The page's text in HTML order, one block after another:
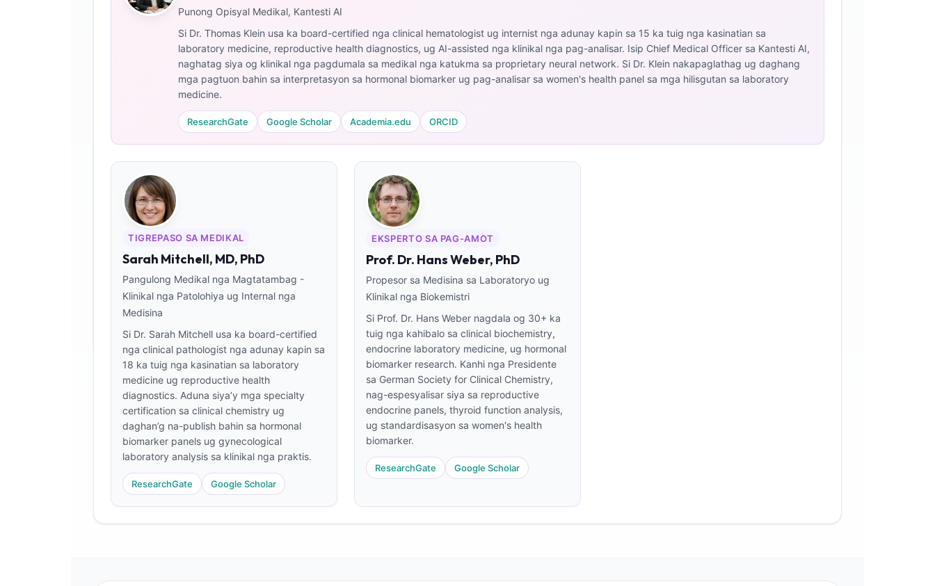
Punong Opisyal Medikal, Kantesti AI
Si Dr. Thomas Klein usa ka board-certified nga clinical hematologist ug internist nga adunay kapin sa 15 ka tuig nga kasinatian sa
laboratory medicine, reproductive health diagnostics, ug AI-assisted nga klinikal nga pag-analisar. Isip Chief Medical Officer sa Kantesti AI,
naghatag siya og klinikal nga pagdumala sa medikal nga katukma sa proprietary neural network. Si Dr. Klein nakapaglathag ug daghang
mga pagtuon bahin sa interpretasyon sa hormonal biomarker ug pag-analisar sa women's health panel sa mga hilisgutan sa laboratory
medicine.
ResearchGate Google Scholar Academia.edu ORCID
TIGREPASO SA MEDIKAL
Sarah Mitchell, MD, PhD
Pangulong Medikal nga Magtatambag -
Klinikal nga Patolohiya ug Internal nga
Medisina
Si Dr. Sarah Mitchell usa ka board-certified
nga clinical pathologist nga adunay kapin sa
18 ka tuig nga kasinatian sa laboratory
medicine ug reproductive health
diagnostics. Aduna siya’y mga specialty
certification sa clinical chemistry ug
daghan’g na-publish bahin sa hormonal
biomarker panels ug gynecological
laboratory analysis sa klinikal nga praktis.
ResearchGate Google Scholar
EKSPERTO SA PAG-AMOT
Prof. Dr. Hans Weber, PhD
Propesor sa Medisina sa Laboratoryo ug
Klinikal nga Biokemistri
Si Prof. Dr. Hans Weber nagdala og 30+ ka
tuig nga kahibalo sa clinical biochemistry,
endocrine laboratory medicine, ug hormonal
biomarker research. Kanhi nga Presidente
sa German Society for Clinical Chemistry,
nag-espesyalisar siya sa reproductive
endocrine panels, thyroid function analysis,
ug standardisasyon sa women's health
biomarker.
ResearchGate Google Scholar
Occitan
Afrikaans
Монгол
ພາສາລາວ
Basa Jawa
ئۇيغۇرچە
Кыргызча
Татар теле
Беларуская мова
Esperanto
Norsk bokmål